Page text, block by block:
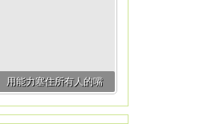
又能怎样
用能力塞住所有人的嘴